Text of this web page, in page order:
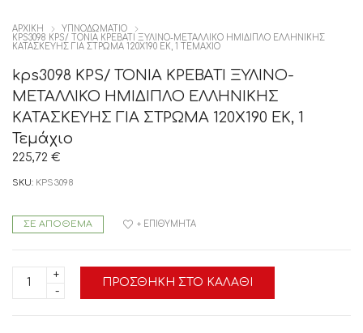
ΑΡΧΙΚΉ
ΥΠΝΟΔΩΜΑΤΙΟ
KPS3098 KPS/ ΤΟΝΙΑ ΚΡΕΒΑΤΙ ΞΥΛΙΝΟ-ΜΕΤΑΛΛΙΚΟ ΗΜΙΔΙΠΛΟ ΕΛΛΗΝΙΚΗΣ
ΚΑΤΑΣΚΕΥΗΣ ΓΙΑ ΣΤΡΩΜΑ 120Χ190 ΕΚ, 1 ΤΕΜΆΧΙΟ
kps3098 KPS/ ΤΟΝΙΑ ΚΡΕΒΑΤΙ ΞΥΛΙΝΟ-
ΜΕΤΑΛΛΙΚΟ ΗΜΙΔΙΠΛΟ ΕΛΛΗΝΙΚΗΣ
ΚΑΤΑΣΚΕΥΗΣ ΓΙΑ ΣΤΡΩΜΑ 120Χ190 ΕΚ, 1
Τεμάχιο
225,72 €
SKU: KPS3098
ΣΕ ΑΠΌΘΕΜΑ
kps3098
KPS/
ΠΡΟΣΘΉΚΗ ΣΤΟ ΚΑΛΆΘΙ
+ ΕΠΙΘΥΜΗΤΆ